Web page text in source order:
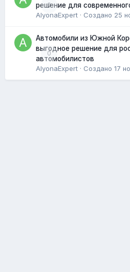
0
решение для
AlyonaExpert · Создано 25
0
Автомобили из Южной
выгодное решение для
автомобилистов
AlyonaExpert · Создано 17